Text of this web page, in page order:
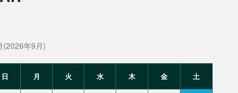
(2026年9月)
日 月 火 水 木 金 土